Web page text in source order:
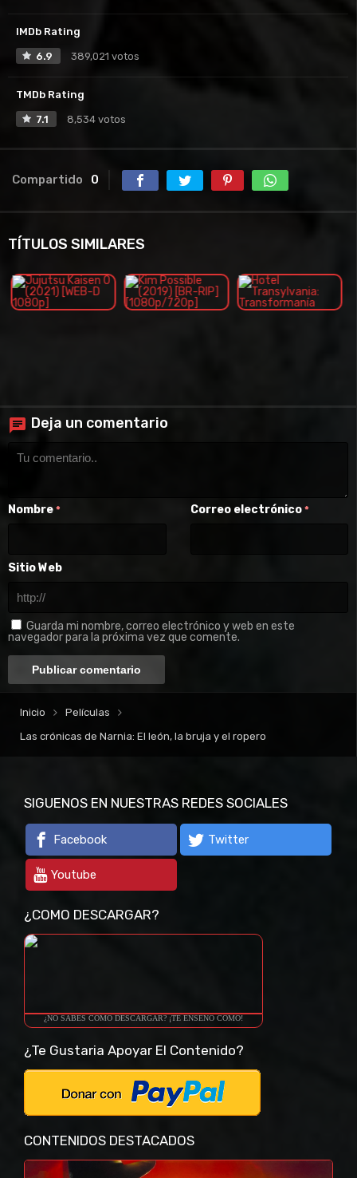
IMDb Rating
6.9 389,021 votos
TMDb Rating
7.1 8,534 votos
Compartido 0
TÍTULOS SIMILARES
Deja un comentario
Nombre * Correo electrónico *
Sitio Web
Guarda mi nombre, correo electrónico y web en este
navegador para la próxima vez que comente.
Inicio
Películas
Las crónicas de Narnia: El león, la bruja y el ropero
SIGUENOS EN NUESTRAS REDES SOCIALES
Facebook Twitter
Youtube
¿COMO DESCARGAR?
¿NO SABES COMO DESCARGAR? ¡TE ENSEÑO COMO!
¿Te Gustaria Apoyar El Contenido?
CONTENIDOS DESTACADOS